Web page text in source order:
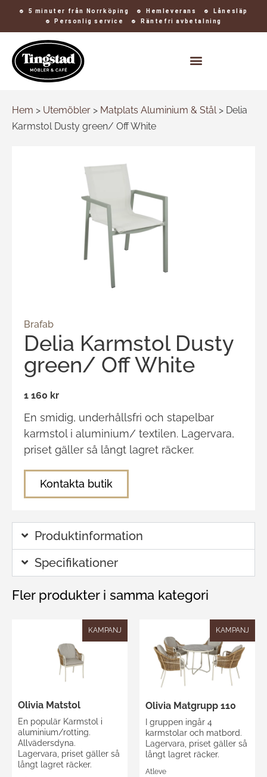
5 minuter från Norrköping Hemleverans
Lånesläp
Personlig service
Räntefri avbetalning
Hem > Utemöbler > Matplats Aluminium & Stål> Delia
Karmstol Dusty green/ Off White
Brafab
Delia Karmstol Dusty
green/ Off White
1 160 kr
En smidig, underhållsfri och stapelbar
karmstol i aluminium/ textilen. Lagervara,
priset gäller så långt lagret räcker.
Kontakta butik
Produktinformation
Specifikationer
Fler produkter i samma kategori
KAMPANJ
Olivia Matstol
En populär Karmstol i
aluminium/rotting.
Allvädersdyna.
Lagervara, priset gäller så
långt lagret räcker.
KAMPANJ
Olivia Matgrupp 110
I gruppen ingår 4
karmstolar och matbord.
Lagervara, priset gäller så
långt lagret räcker.
Atleve